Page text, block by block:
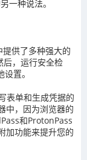
一种说法。
供了多种强大的
后，运行安全检
置。
表单和生成凭据的
中，因为浏览器的
和ProtonPass
加功能来提升您的